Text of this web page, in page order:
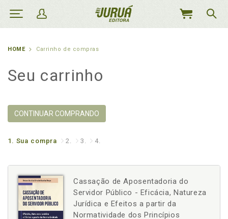
MEU
HOME Carrinho de compras
Seu carrinho
CONTINUAR COMPRANDO
1. Sua compra 2. 3. 4.
Cassação de Aposentadoria do
Servidor Público - Eficácia, Natureza
Jurídica e Efeitos a partir da
Normatividade dos Princípios